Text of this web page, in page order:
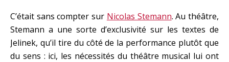
C’était sans compter sur Nicolas Stemann. Au théâtre,
Stemann a une sorte d’exclusivité sur les textes de
Jelinek, qu’il tire du côté de la performance plutôt que
du sens : ici, les nécessités du théâtre musical lui ont